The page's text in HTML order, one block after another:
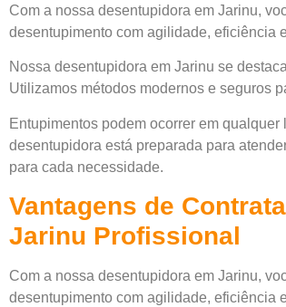
Com a nossa desentupidora em Jarinu,
desentupimento com agilidade, eficiência
Nossa desentupidora em Jarinu se
Utilizamos métodos modernos e seguros
Entupimentos podem ocorrer em
desentupidora está preparada para
para cada necessidade.
Vantagens de
Jarinu Profissional
Com a nossa desentupidora em Jarinu,
desentupimento com agilidade, eficiência